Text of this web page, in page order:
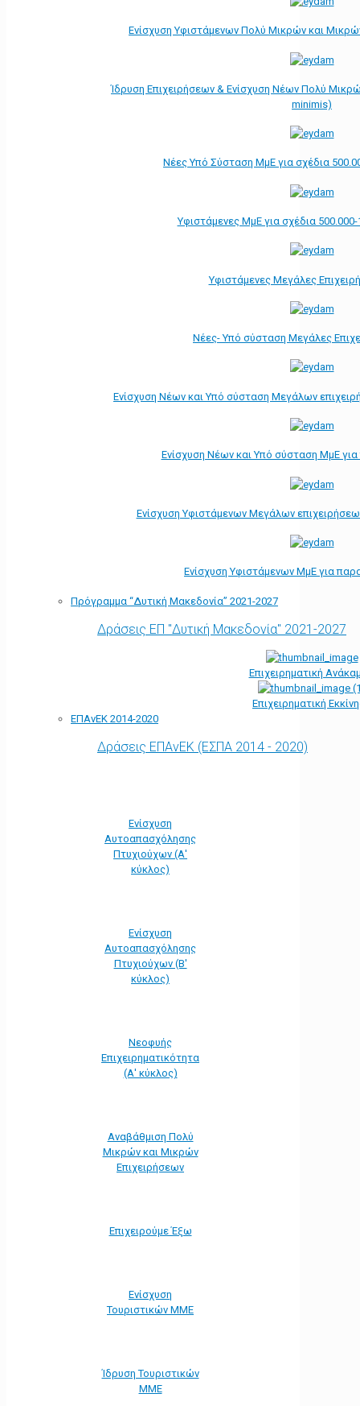
Ενίσχυση Υφιστάμενων Πολύ Μικρών και
Ίδρυση Επιχειρήσεων & Ενίσχυση Νέων Πολύ
minimis)
Νέες Υπό Σύσταση ΜμΕ για σχέδια
Υφιστάμενες ΜμΕ για σχέδια
Υφιστάμενες Μεγάλες
Νέες- Υπό σύσταση Μεγάλες
Ενίσχυση Νέων και Υπό σύσταση Μεγάλων
Ενίσχυση Νέων και Υπό σύσταση ΜμΕ
Ενίσχυση Υφιστάμενων Μεγάλων
Ενίσχυση Υφιστάμενων ΜμΕ για
Πρόγραμμα “Δυτική Μακεδονία” 2021-2027
Δράσεις ΕΠ "Δυτική Μακεδονία" 2021-2027
Επιχειρηματική
Επιχειρηματική
ΕΠΑνΕΚ 2014-2020
Δράσεις ΕΠΑνΕΚ (ΕΣΠΑ 2014 - 2020)
Ενίσχυση
Αυτοαπασχόλησης
Πτυχιούχων (Α'
κύκλος)
Ενίσχυση
Αυτοαπασχόλησης
Πτυχιούχων (Β'
κύκλος)
Νεοφυής
Επιχειρηματικότητα
(Α' κύκλος)
Αναβάθμιση Πολύ
Μικρών και Μικρών
Επιχειρήσεων
Επιχειρούμε Έξω
Ενίσχυση
Τουριστικών ΜΜΕ
Ίδρυση Τουριστικών
ΜΜΕ